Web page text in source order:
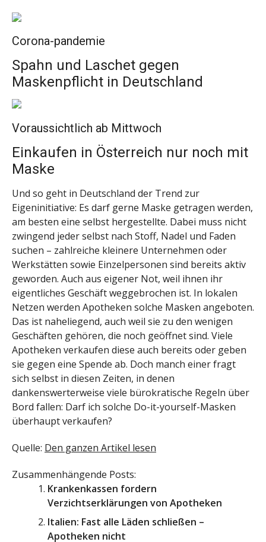
Corona-pandemie
Spahn und Laschet gegen
Maskenpflicht in Deutschland
Voraussichtlich ab Mittwoch
Einkaufen in Österreich nur noch mit
Maske
Und so geht in Deutschland der Trend zur
Eigeninitiative: Es darf gerne Maske getragen werden,
am besten eine selbst hergestellte. Dabei muss nicht
zwingend jeder selbst nach Stoff, Nadel und Faden
suchen – zahlreiche kleinere Unternehmen oder
Werkstätten sowie Einzelpersonen sind bereits aktiv
geworden. Auch aus eigener Not, weil ihnen ihr
eigentliches Geschäft weggebrochen ist. In lokalen
Netzen werden Apotheken solche Masken angeboten.
Das ist naheliegend, auch weil sie zu den wenigen
Geschäften gehören, die noch geöffnet sind. Viele
Apotheken verkaufen diese auch bereits oder geben
sie gegen eine Spende ab. Doch manch einer fragt
sich selbst in diesen Zeiten, in denen
dankenswerterweise viele bürokratische Regeln über
Bord fallen: Darf ich solche Do-it-yourself-Masken
überhaupt verkaufen?
Quelle: Den ganzen Artikel lesen
Zusammenhängende Posts:
Krankenkassen fordern
Verzichtserklärungen von Apotheken
Italien: Fast alle Läden schließen –
Apotheken nicht